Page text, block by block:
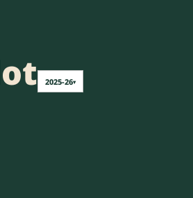
2025-26▾